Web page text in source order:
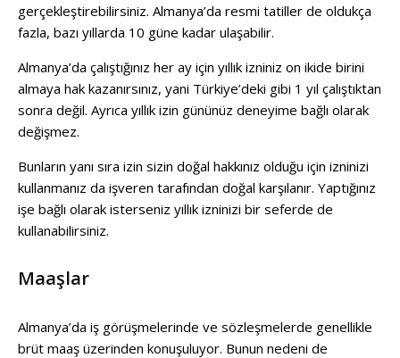
gerçekleştirebilirsiniz. Almanya’da resmi tatiller de oldukça
fazla, bazı yıllarda 10 güne kadar ulaşabilir.
Almanya’da çalıştığınız her ay için yıllık izniniz on ikide birini
almaya hak kazanırsınız, yani Türkiye’deki gibi 1 yıl çalıştıktan
sonra değil. Ayrıca yıllık izin gününüz deneyime bağlı olarak
değişmez.
Bunların yanı sıra izin sizin doğal hakkınız olduğu için izninizi
kullanmanız da işveren tarafından doğal karşılanır. Yaptığınız
işe bağlı olarak isterseniz yıllık izninizi bir seferde de
kullanabilirsiniz.
Maaşlar
Almanya’da iş görüşmelerinde ve sözleşmelerde genellikle
brüt maaş üzerinden konuşuluyor. Bunun nedeni de